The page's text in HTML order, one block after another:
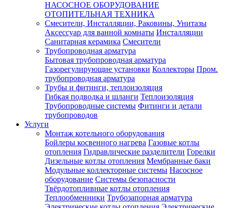
НАСОСНОЕ ОБОРУДОВАНИЕ
ОТОПИТЕЛЬНАЯ ТЕХНИКА
Смесители, Инсталляции, Раковины, Унитазы
Аксессуар для ванной комнаты Инсталляции
Санитарная керамика Смесители
Трубопроводная арматура
Бытовая трубопроводная арматура
Газорегулирующие установки Коллекторы Пром.
трубопроводная арматура
Трубы и фитинги, теплоизоляция
Гибкая подводка и шланги Теплоизоляция
Трубопроводные системы Фитинги и детали
трубопроводов
Услуги
Монтаж котельного оборудования
Бойлеры косвенного нагрева Газовые котлы
отопления Гидравлические разделители Горелки
Дизельные котлы отопления Мембранные баки
Модульные коллекторные системы Насосное
оборудование Системы безопасности
Твёрдотопливные котлы отопления
Теплообменники Трубозапорная арматура